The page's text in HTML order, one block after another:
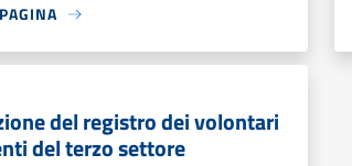
del registro dei volontari
del terzo settore